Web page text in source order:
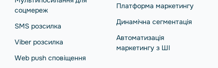
соцмереж
SMS розсилка
Viber розсилка
Web push сповіщення
Платформа маркетингу
Динамічна сегментація
Автоматизація
маркетингу з ШІ